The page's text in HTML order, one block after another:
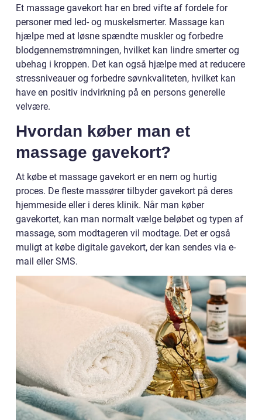
Et massage gavekort har en bred vifte af fordele for
personer med led- og muskelsmerter. Massage kan
hjælpe med at løsne spændte muskler og forbedre
blodgennemstrømningen, hvilket kan lindre smerter og
ubehag i kroppen. Det kan også hjælpe med at reducere
stressniveauer og forbedre søvnkvaliteten, hvilket kan
have en positiv indvirkning på en persons generelle
velvære.
Hvordan køber man et
massage gavekort?
At købe et massage gavekort er en nem og hurtig
proces. De fleste massører tilbyder gavekort på deres
hjemmeside eller i deres klinik. Når man køber
gavekortet, kan man normalt vælge beløbet og typen af
massage, som modtageren vil modtage. Det er også
muligt at købe digitale gavekort, der kan sendes via e-
mail eller SMS.